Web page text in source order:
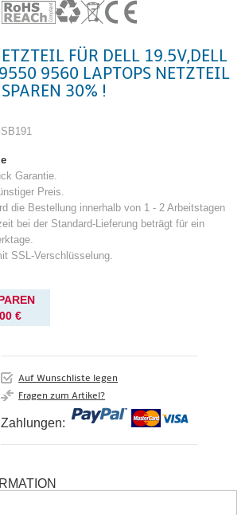
FÜR DELL 19.5V,DELL
9560 LAPTOPS NETZTEIL
30% !
Garantie.
Preis.
die Bestellung innerhalb von 1 - 2 Arbeitstagen
bei der Standard-Lieferung beträgt für ein
SSL-Verschlüsselung.
€
Auf Wunschliste legen
Fragen zum Artikel?
Zahlungen: